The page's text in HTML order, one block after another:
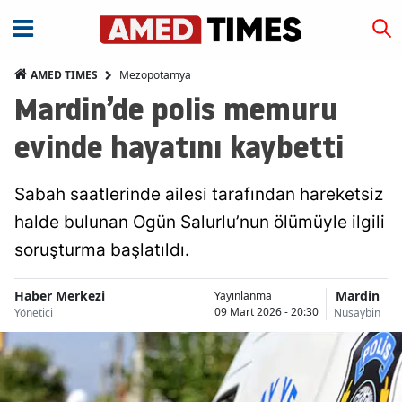
AMED TIMES Mezopotamya
Mardin’de polis memuru
evinde hayatını kaybetti
Sabah saatlerinde ailesi tarafından hareketsiz
halde bulunan Ogün Salurlu’nun ölümüyle ilgili
soruşturma başlatıldı.
Haber Merkezi
Yönetici
Yayınlanma
09 Mart 2026 - 20:30
Mardin
Nusaybin